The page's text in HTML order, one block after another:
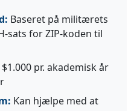
Baseret på militærets
sats for ZIP-koden til
pr. akademisk år
Kan hjælpe med at